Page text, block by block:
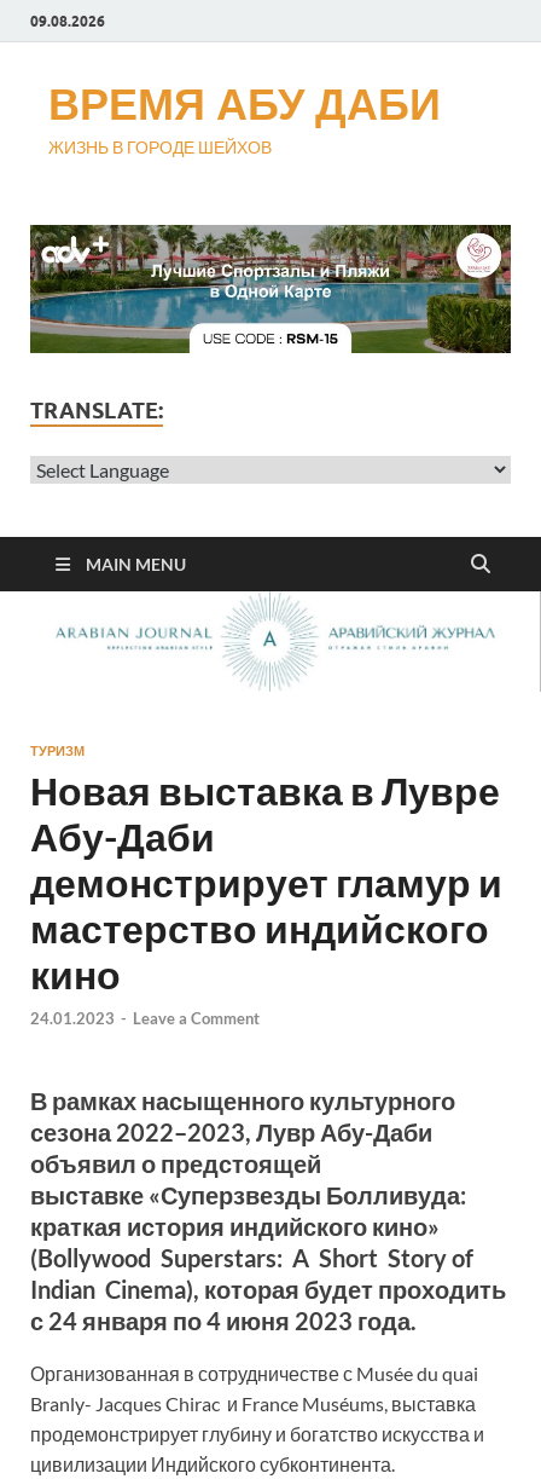
09.08.2026
ВРЕМЯ АБУ ДАБИ
ЖИЗНЬ В ГОРОДЕ ШЕЙХОВ
TRANSLATE:
MAIN MENU
ТУРИЗМ
Новая выставка в Лувре
Абу-Даби
демонстрирует гламур и
мастерство индийского
кино
24.01.2023 - Leave a Comment
В рамках насыщенного культурного
сезона 2022–2023, Лувр Абу-Даби
объявил о предстоящей
выставке «Суперзвезды Болливуда:
краткая история индийского кино»
(Bollywood Superstars: A Short Story of
Indian Cinema), которая будет проходить
с 24 января по 4 июня 2023 года.
Организованная в сотрудничестве с Musée du quai
Branly- Jacques Chirac и France Muséums, выставка
продемонстрирует глубину и богатство искусства и
цивилизации Индийского субконтинента.